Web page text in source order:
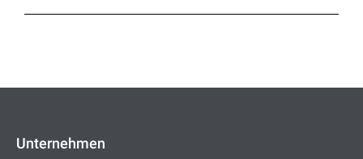
Unternehmen